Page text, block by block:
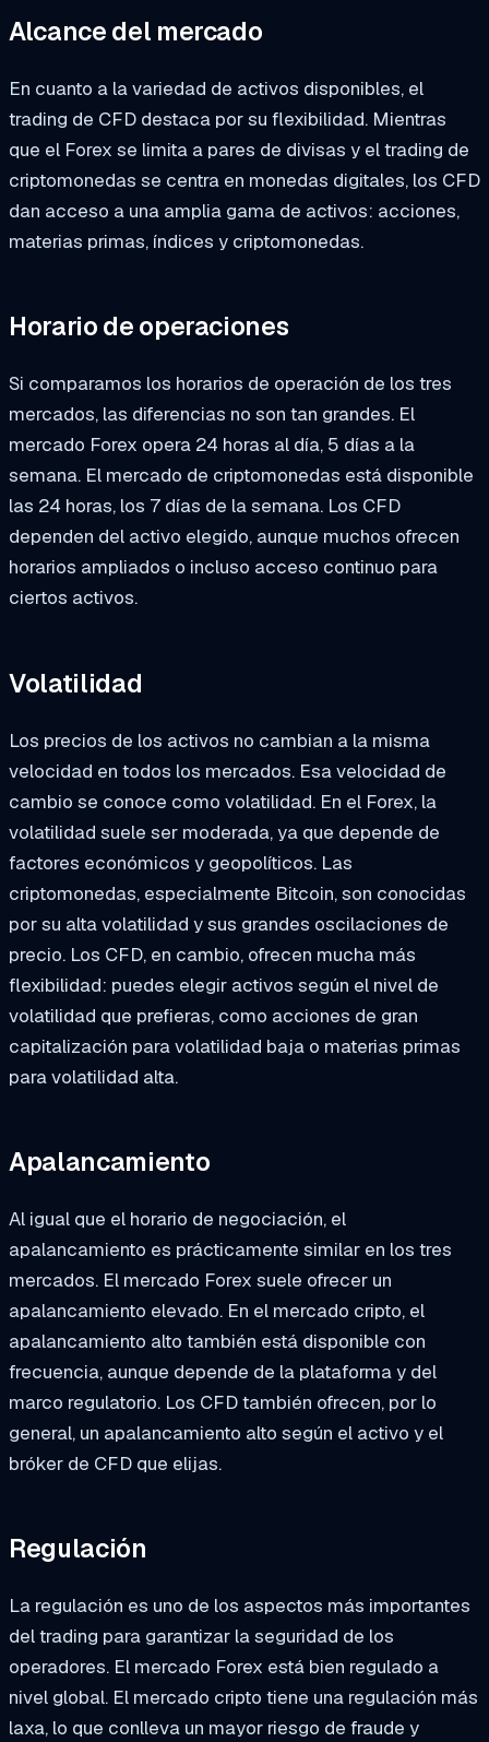
Alcance del mercado
En cuanto a la variedad de activos disponibles, el
trading de CFD destaca por su flexibilidad. Mientras
que el Forex se limita a pares de divisas y el trading de
criptomonedas se centra en monedas digitales, los CFD
dan acceso a una amplia gama de activos: acciones,
materias primas, índices y criptomonedas.
Horario de operaciones
Si comparamos los horarios de operación de los tres
mercados, las diferencias no son tan grandes. El
mercado Forex opera 24 horas al día, 5 días a la
semana. El mercado de criptomonedas está disponible
las 24 horas, los 7 días de la semana. Los CFD
dependen del activo elegido, aunque muchos ofrecen
horarios ampliados o incluso acceso continuo para
ciertos activos.
Volatilidad
Los precios de los activos no cambian a la misma
velocidad en todos los mercados. Esa velocidad de
cambio se conoce como volatilidad. En el Forex, la
volatilidad suele ser moderada, ya que depende de
factores económicos y geopolíticos. Las
criptomonedas, especialmente Bitcoin, son conocidas
por su alta volatilidad y sus grandes oscilaciones de
precio. Los CFD, en cambio, ofrecen mucha más
flexibilidad: puedes elegir activos según el nivel de
volatilidad que prefieras, como acciones de gran
capitalización para volatilidad baja o materias primas
para volatilidad alta.
Apalancamiento
Al igual que el horario de negociación, el
apalancamiento es prácticamente similar en los tres
mercados. El mercado Forex suele ofrecer un
apalancamiento elevado. En el mercado cripto, el
apalancamiento alto también está disponible con
frecuencia, aunque depende de la plataforma y del
marco regulatorio. Los CFD también ofrecen, por lo
general, un apalancamiento alto según el activo y el
bróker de CFD que elijas.
Regulación
La regulación es uno de los aspectos más importantes
del trading para garantizar la seguridad de los
operadores. El mercado Forex está bien regulado a
nivel global. El mercado cripto tiene una regulación más
laxa, lo que conlleva un mayor riesgo de fraude y